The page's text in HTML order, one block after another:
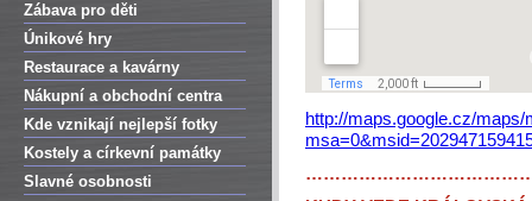
Zábava pro děti
Únikové hry
Restaurace a kavárny
Nákupní a obchodní centra
Kde vznikají nejlepší fotky
Kostely a církevní památky
Slavné osobnosti
http://maps.google.cz/maps/